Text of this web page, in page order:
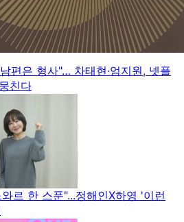
편은 형사"… 차태현·엄지원, 넷플
친다
르 한 스푼"...정해인X하영 '이런